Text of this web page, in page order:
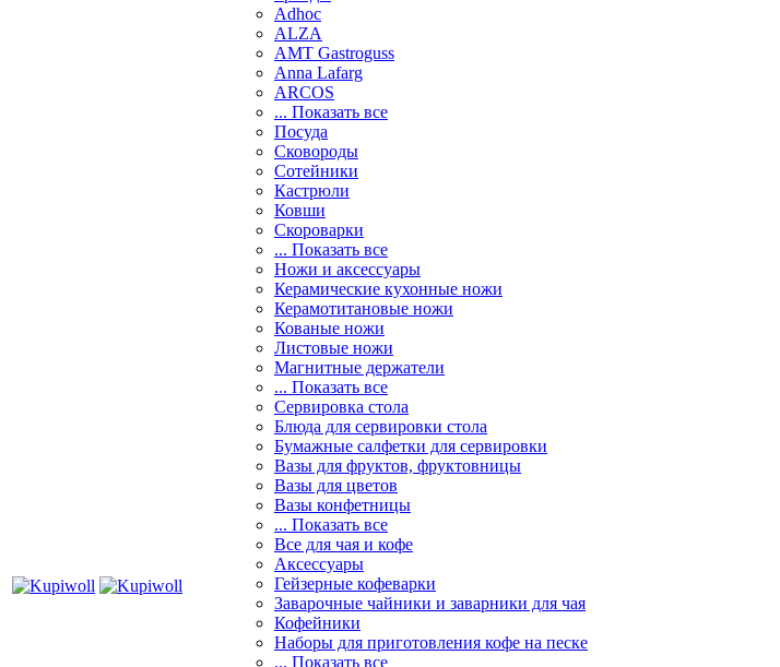
Adhoc
ALZA
AMT Gastroguss
Anna Lafarg
ARCOS
... Показать все
Посуда
Сковороды
Сотейники
Кастрюли
Ковши
Скороварки
... Показать все
Ножи и аксессуары
Керамические кухонные ножи
Керамотитановые ножи
Кованые ножи
Листовые ножи
Магнитные держатели
... Показать все
Сервировка стола
Блюда для сервировки стола
Бумажные салфетки для сервировки
Вазы для фруктов, фруктовницы
Вазы для цветов
Вазы конфетницы
... Показать все
Все для чая и кофе
Аксессуары
Гейзерные кофеварки
Заварочные чайники и заварники для чая
Кофейники
Наборы для приготовления кофе на песке
... Показать все